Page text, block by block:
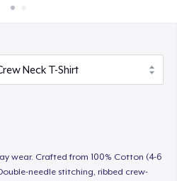
wear. Crafted from 100% Cotton (4-6
needle stitching, ribbed crew-